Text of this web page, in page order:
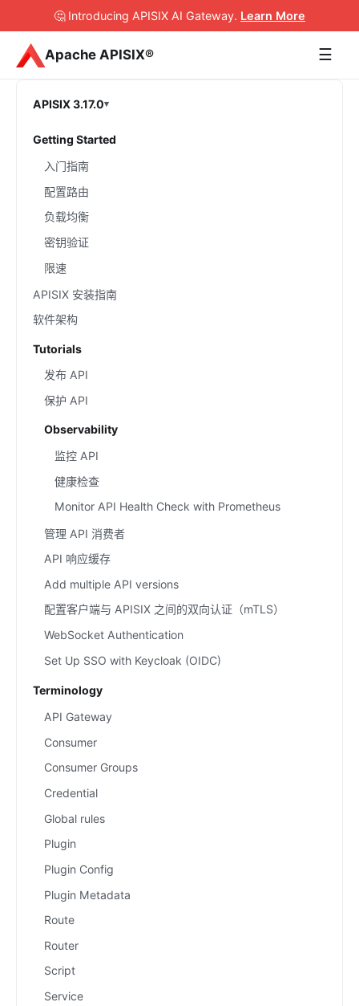
🤔 Introducing APISIX AI Gateway. Learn More
Apache APISIX® ☰
APISIX 3.17.0
Getting Started
入门指南
配置路由
负载均衡
密钥验证
限速
APISIX 安装指南
软件架构
Tutorials
发布 API
保护 API
Observability
监控 API
健康检查
Monitor API Health Check with Prometheus
管理 API 消费者
API 响应缓存
Add multiple API versions
配置客户端与 APISIX 之间的双向认证（mTLS）
WebSocket Authentication
Set Up SSO with Keycloak (OIDC)
Terminology
API Gateway
Consumer
Consumer Groups
Credential
Global rules
Plugin
Plugin Config
Plugin Metadata
Route
Router
Script
Service